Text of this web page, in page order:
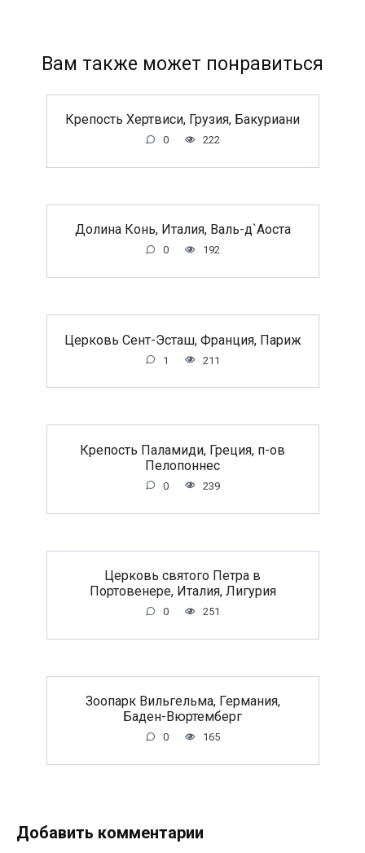
Вам также может понравиться
Крепость Хертвиси, Грузия, Бакуриани
0 222
Долина Конь, Италия, Валь-д`Аоста
0 192
Церковь Сент-Эсташ, Франция, Париж
1 211
Крепость Паламиди, Греция, п-ов
Пелопоннес
0 239
Церковь святого Петра в
Портовенере, Италия, Лигурия
0 251
Зоопарк Вильгельма, Германия,
Баден-Вюртемберг
0 165
Добавить комментарии